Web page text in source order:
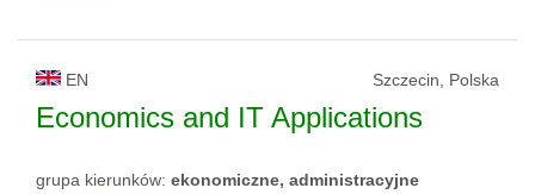
EN Szczecin, Polska
Economics and IT Applications
grupa kierunków: ekonomiczne, administracyjne